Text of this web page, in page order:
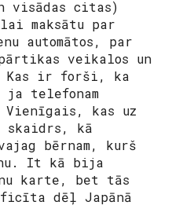
visādas citas)
maksātu par
automātos, par
veikalos un
Kas ir forši, ka
telefonam
kas uz
kā
bērnam, kurš
It kā bija
karte, bet tās
dēļ Japānā